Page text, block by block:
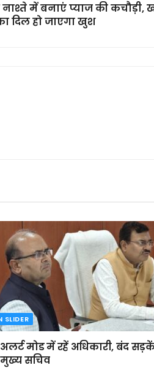
में बनाएं प्याज की कचौड़ी,
दिल हो जाएगा खुश
SLIDER
मोड में रहें अधिकारी, बंद
सचिव